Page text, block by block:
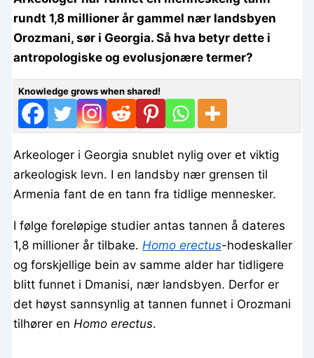
rundt 1,8 millioner år gammel nær landsbyen
Orozmani, sør i Georgia. Så hva betyr dette i
antropologiske og evolusjonære termer?
Knowledge grows when shared!
Arkeologer i Georgia snublet nylig over et viktig
arkeologisk levn. I en landsby nær grensen til
Armenia fant de en tann fra tidlige mennesker.
I følge foreløpige studier antas tannen å dateres
1,8 millioner år tilbake. Homo erectus-hodeskaller
og forskjellige bein av samme alder har tidligere
blitt funnet i Dmanisi, nær landsbyen. Derfor er
det høyst sannsynlig at tannen funnet i Orozmani
tilhører en Homo erectus.